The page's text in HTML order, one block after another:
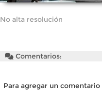
No alta resolución
Comentarios:
Para agregar un comentario